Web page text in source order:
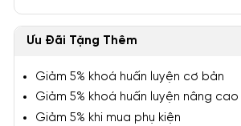
Ưu Đãi Tặng Thêm
Giảm 5% khoá huấn luyện cơ bản
Giảm 5% khoá huấn luyện nâng cao
Giảm 5% khi mua phụ kiện